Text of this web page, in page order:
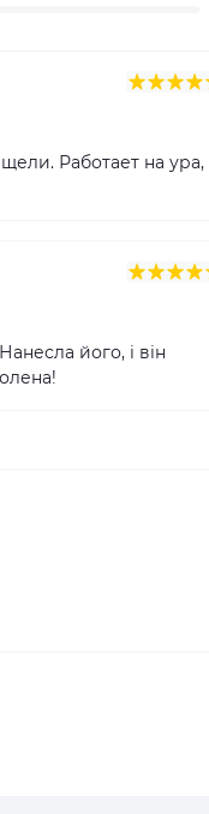
Работает на ура,
його, і він